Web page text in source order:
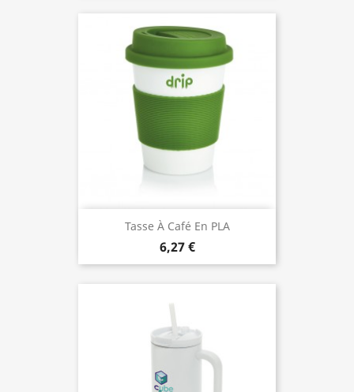
Tasse À Café En PLA
6,27 €